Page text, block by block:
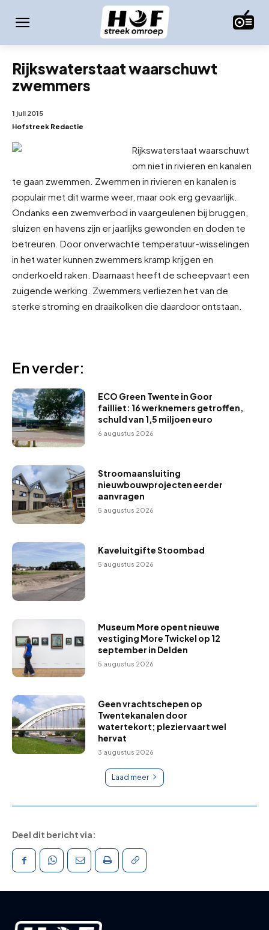
Rijkswaterstaat waarschuwt
zwemmers
1 juli 2015
Hofstreek Redactie
Rijkswaterstaat waarschuwt
om niet in rivieren en kanalen
te gaan zwemmen. Zwemmen in rivieren en kanalen is
populair met dit warme weer, maar ook erg gevaarlijk.
Ondanks een zwemverbod in vaargeulenen bij bruggen,
sluizen en havens zijn er jaarlijks gewonden en doden te
betreuren. Door onverwachte temperatuur-wisselingen
in het water kunnen zwemmers kramp krijgen en
onderkoeld raken. Daarnaast heeft de scheepvaart een
zuigende werking. Zwemmers verliezen het van de
sterke stroming en draaikolken die daardoor ontstaan.
En verder:
ECO Green Twente in Goor
failliet: 16 werknemers getroffen,
schuld van 1,5 miljoen euro
6 augustus 2026
Stroomaansluiting
nieuwbouwprojecten eerder
aanvragen
5 augustus 2026
Kaveluitgifte Stoombad
5 augustus 2026
Museum More opent nieuwe
vestiging More Twickel op 12
september in Delden
5 augustus 2026
Geen vrachtschepen op
Twentekanalen door
watertekort; pleziervaart wel
hervat
3 augustus 2026
Laad meer
Deel dit bericht via: